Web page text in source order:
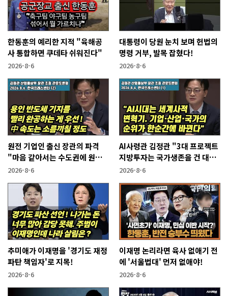
한동훈의 예리한 지적 "육해공
사 통합하면 쿠데타 쉬워진다"
2026-8-6
대통령이 당원 눈치 보며 헌법의
명령 거부, 발목 잡혔다!
2026-8-6
원전 기업인 출신 장관의 파격
"마음 같아서는 수도권에 원전
짓고싶다"
2026-8-6
AI사령관 김정관 "3대 프로젝트
지방투자는 국가생존을 건 대전
략"
2026-8-6
추미애가 이재명을 '경기도 재정
파탄 책임자'로 지목!
2026-8-6
이재명 논리라면 육사 없애기 전
에 '서울법대' 먼저 없애야!
2026-8-6